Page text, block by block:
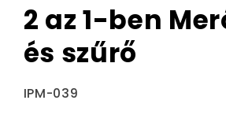
2 az 1-ben
és szűrő
Termékváltozat:
IPM-039